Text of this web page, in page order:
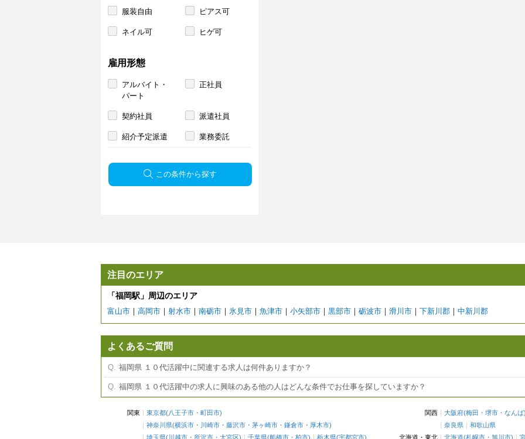
服装自由 ピアス可
ネイル可 ヒゲ可
雇用形態
アルバイト・
パート
正社員
契約社員 派遣社員
紹介予定派遣 業務委託
この条件から探す
注目のエリア
「福岡駅」周辺のエリア
富山市 ｜ 高岡市 ｜ 射水市 ｜ 南砺市 ｜ 氷見市 ｜ 魚津市 ｜ 小矢部市 ｜ 黒部市 ｜ 砺波市 ｜ 滑川市 ｜ 下新川郡 ｜ 中新川郡
よくあるご質問
福岡県 １０代活躍中に関連する求人は何件ありますか？
福岡県 １０代活躍中の求人に興味のある他の人はどんな条件でお仕事を探していますか？
関東 東京都(八王子市 ・ 町田市)
神奈川県(横浜市 ・ 川崎市 ・ 藤沢市 ・ 茅ヶ崎市 ・ 鎌倉市 ・ 厚木市)
埼玉県( 川越市 ・ 所沢市 ・ 大宮区) 千葉県(船橋市 ・ 柏市) 栃木県(宇都宮市)
関西 大阪府(梅田 ・ 堺市 ・ なんば)
奈良県
和歌山県
北海道・東北
北海道(札幌市 ・ 旭川市)